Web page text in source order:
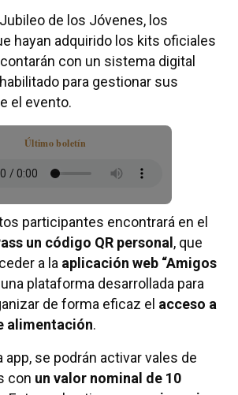
de los Jóvenes, los
hayan adquirido los kits oficiales
con un sistema digital
para gestionar sus
el evento.
Último boletín
participantes encontrará en el
un código QR personal, que
a la aplicación web “Amigos
plataforma desarrollada para
de forma eficaz el acceso a
alimentación.
app, se podrán activar vales de
con un valor nominal de 10